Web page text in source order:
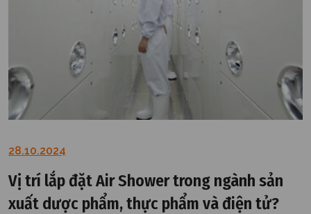
28.10.2024
Vị trí lắp đặt Air Shower trong ngành sản
xuất dược phẩm, thực phẩm và điện tử?